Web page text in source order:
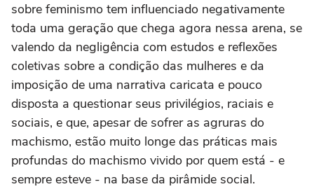
sobre feminismo tem influenciado negativamente
toda uma geração que chega agora nessa arena, se
valendo da negligência com estudos e reflexões
coletivas sobre a condição das mulheres e da
imposição de uma narrativa caricata e pouco
disposta a questionar seus privilégios, raciais e
sociais, e que, apesar de sofrer as agruras do
machismo, estão muito longe das práticas mais
profundas do machismo vivido por quem está - e
sempre esteve - na base da pirâmide social.